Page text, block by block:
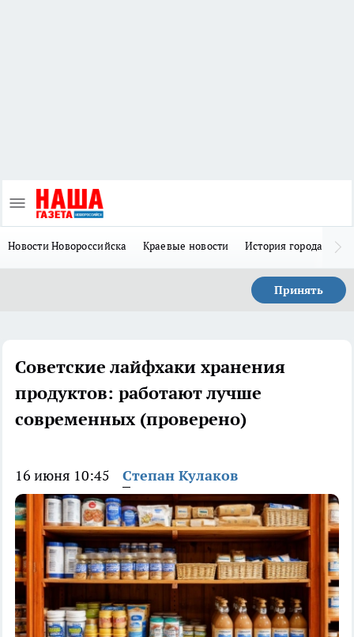
Новости Новороссийска Краевые новости История города Н
Принять
Советские лайфхаки хранения
продуктов: работают лучше
современных (проверено)
16 июня 10:45 Степан Кулаков